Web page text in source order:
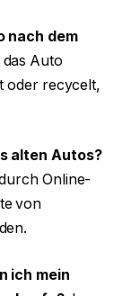
nach dem
Auto
oder recycelt,
alten Autos?
Online-
von
ich mein